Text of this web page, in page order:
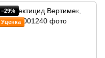
−29%
Уценка